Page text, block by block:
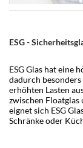
ESG -
ESG Glas hat eine
dadurch
erhöhten Lasten
zwischen Floatglas
eignet sich ESG
Schränke oder